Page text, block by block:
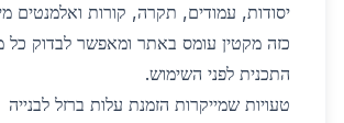
יסודות, עמודים, תקרה, קורות ואלמנטים
כזה מקטין עומס באתר ומאפשר לבדוק כל
התכנית לפני השימוש.
טעויות שמייקרות הזמנת עלות ברזל לבנייה